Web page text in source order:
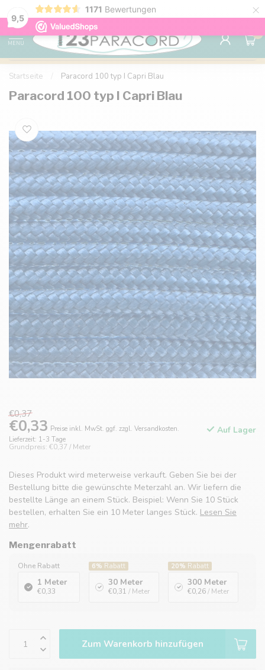
9,5
1171 Bewertungen ×
Kostenlose Lieferung nach Hause ab 150 €
MENU
0
Startseite Paracord 100 typ I Capri Blau
Paracord 100 typ I Capri Blau
€0,37
€0,33 Preise inkl. MwSt. ggf. zzgl. Versandkosten.
Lieferzeit: 1-3 Tage
Grundpreis: €0,37 / Meter
Auf Lager
Dieses Produkt wird meterweise verkauft. Geben Sie bei der
Bestellung bitte die gewünschte Meterzahl an. Wir liefern die
bestellte Länge an einem Stück. Beispiel: Wenn Sie 10 Stück
bestellen, erhalten Sie ein 10 Meter langes Stück. Lesen Sie
mehr.
Mengenrabatt
Ohne Rabatt
1 Meter
€0,33
6% Rabatt
30 Meter
€0,31 / Meter
20% Rabatt
300 Meter
€0,26/ Meter
Zum Warenkorb hinzufügen